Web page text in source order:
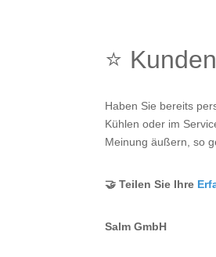
⭐
Haben Sie bereits
Kühlen oder im
Meinung äußern, so
🤝 Teilen Sie Ihre
Salm GmbH